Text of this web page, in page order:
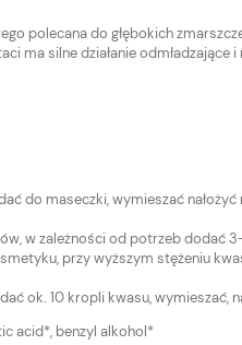
polecana do głębokich
silne działanie
do maseczki, wymieszać nałożyć
w zależności od potrzeb dodać
przy wyższym stężeniu
ok. 10 kropli kwasu, wymieszać,
acid*, benzyl alkohol*